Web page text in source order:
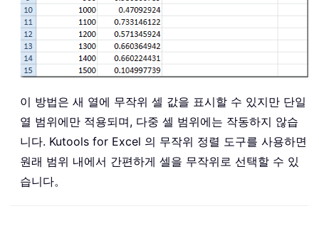
이 방법은 새 열에 무작위 셀 값을 표시할 수 있지만 단일
열 범위에만 적용되며, 다중 셀 범위에는 작동하지 않습
니다. Kutools for Excel 의 무작위 정렬 도구를 사용하면
원래 범위 내에서 간편하게 셀을 무작위로 선택할 수 있
습니다。